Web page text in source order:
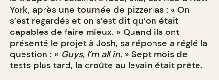
York, après une tournée de pizzerias : « On
s’est regardés et on s’est dit qu’on était
capables de faire mieux. » Quand ils ont
présenté le projet à Josh, sa réponse a réglé la
question : « Guys, I’m all in. » Sept mois de
tests plus tard, la croûte au levain était prête.